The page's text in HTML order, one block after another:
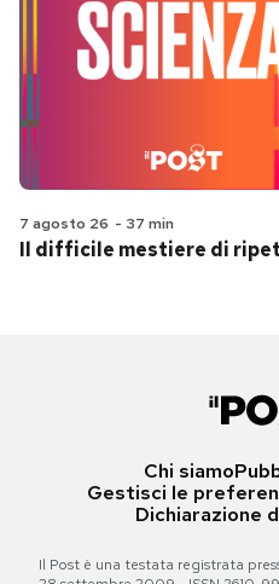
7 agosto 26 - 37 min
Il difficile mestiere di
Chi siamo
Gestisci le
Dichiarazione
Il Post è una testata registrata